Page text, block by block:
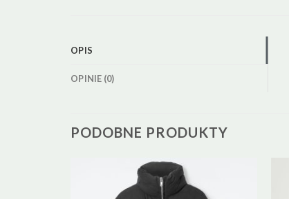
OPIS
OPINIE (0)
PODOBNE PRODUKTY